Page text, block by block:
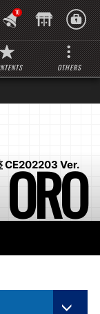
OTHERS
10
CE202203 Ver.
ORO